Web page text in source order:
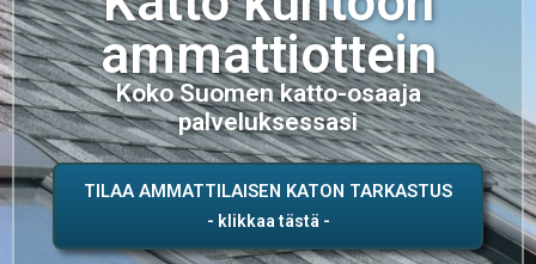
ammattiottein
Koko Suomen katto-osaaja
palveluksessasi
TILAA AMMATTILAISEN KATON TARKASTUS